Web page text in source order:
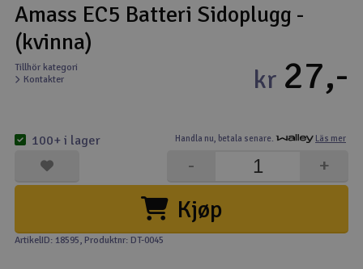
Drönare för FPV
Flygplan
Kamerautrustning
Modellbygg- och byggsatser
Modelljärnväg
Amass EC5 Batteri Sidoplugg -
(kvinna)
Tillhör kategori
Kontakter
Handla nu, betala senare. Läs mer
kr 27,-
Kjøp
+
-
100+ i lager
ArtikelID: 18595, Produktnr: DT-0045